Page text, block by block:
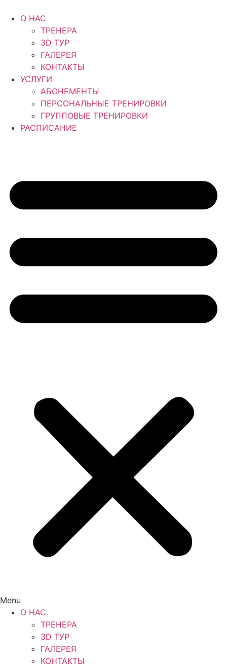
содержимому
О НАС
ТРЕНЕРА
3D ТУР
ГАЛЕРЕЯ
КОНТАКТЫ
УСЛУГИ
АБОНЕМЕНТЫ
ПЕРСОНАЛЬНЫЕ ТРЕНИРОВКИ
ГРУППОВЫЕ ТРЕНИРОВКИ
РАСПИСАНИЕ
Menu
О НАС
ТРЕНЕРА
3D ТУР
ГАЛЕРЕЯ
КОНТАКТЫ